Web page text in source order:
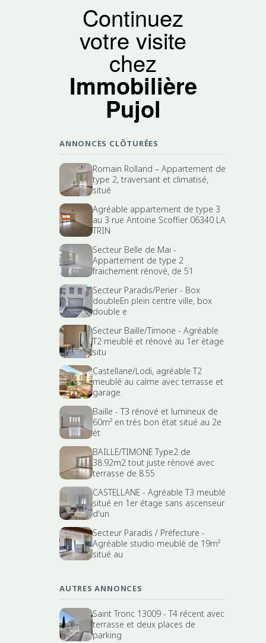
Continuez
votre visite
chez
Immobilière
Pujol
ANNONCES CLÔTURÉES
Romain Rolland – Appartement de
type 2, traversant et climatisé,
situé
Agréable appartement de type 3
au 3 rue Antoine Scoffier 06340 LA
TRIN
Secteur Belle de Mai -
Appartement de type 2
fraichement rénové, de 51
Secteur Paradis/Perier - Box
doubleEn plein centre ville, box
double e
Secteur Baille/Timone - Agréable
T2 meublé et rénové au 1er étage
situ
Castellane/Lodi, agréable T2
meublé au calme avec terrasse et
garage.
Baille - T3 rénové et lumineux de
60m² en très bon état situé au 2e
ét
BAILLE/TIMONE Type2 de
38.92m2 tout juste rénové avec
terrasse de 8.55
CASTELLANE - Agréable T3 meublé
situé en 1er étage sans ascenseur
d'un
Secteur Paradis / Préfecture -
Agréable studio meublé de 19m²
situé au
AUTRES ANNONCES
Saint Tronc 13009 - T4 récent avec
terrasse et deux places de
parking